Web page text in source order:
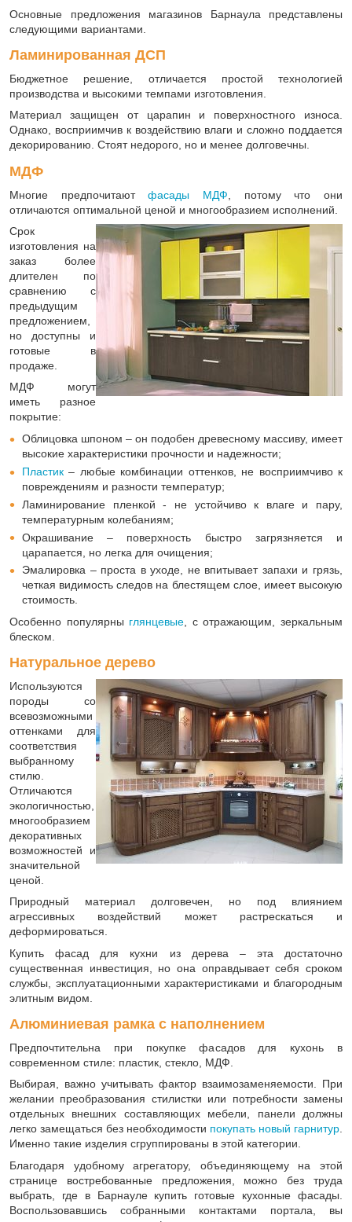
Основные предложения магазинов Барнаула представлены
следующими вариантами.
Ламинированная ДСП
Бюджетное решение, отличается простой технологией
производства и высокими темпами изготовления.
Материал защищен от царапин и поверхностного износа.
Однако, восприимчив к воздействию влаги и сложно поддается
декорированию. Стоят недорого, но и менее долговечны.
МДФ
Многие предпочитаютфасады МДФ , потому что они
отличаются оптимальной ценой и многообразием исполнений.
Срок
изготовления на
заказ более
длителен по
сравнению с
предыдущим
предложением,
но доступны и
готовые в
продаже.
МДФ могут
иметь разное
покрытие:
Облицовка шпоном – он подобен древесному массиву, имеет
высокие характеристики прочности и надежности;
Пластик – любые комбинации оттенков, не восприимчиво к
повреждениям и разности температур;
Ламинирование пленкой - не устойчиво к влаге и пару,
температурным колебаниям;
Окрашивание – поверхность быстро загрязняется и
царапается, но легка для очищения;
Эмалировка – проста в уходе, не впитывает запахи и грязь,
четкая видимость следов на блестящем слое, имеет высокую
стоимость.
Особенно популярны глянцевые , с отражающим, зеркальным
блеском.
Натуральное дерево
Используются
породы со
всевозможными
оттенками для
соответствия
выбранному
стилю.
Отличаются
экологичностью,
многообразием
декоративных
возможностей и
значительной
ценой.
Природный материал долговечен, но под влиянием
агрессивных воздействий может растрескаться и
деформироваться.
Купить фасад для кухни из дерева – эта достаточно
существенная инвестиция, но она оправдывает себя сроком
службы, эксплуатационными характеристиками и благородным
элитным видом.
Алюминиевая рамка с наполнением
Предпочтительна при покупке фасадов для кухонь в
современном стиле: пластик, стекло, МДФ.
Выбирая, важно учитывать фактор взаимозаменяемости. При
желании преобразования стилистки или потребности замены
отдельных внешних составляющих мебели, панели должны
легко замещаться без необходимости покупать новый гарнитур.
Именно такие изделия сгруппированы в этой категории.
Благодаря удобному агрегатору, объединяющему на этой
странице востребованные предложения, можно без труда
выбрать, где в Барнауле купить готовые кухонные фасады.
Воспользовавшись собранными контактами портала, вы